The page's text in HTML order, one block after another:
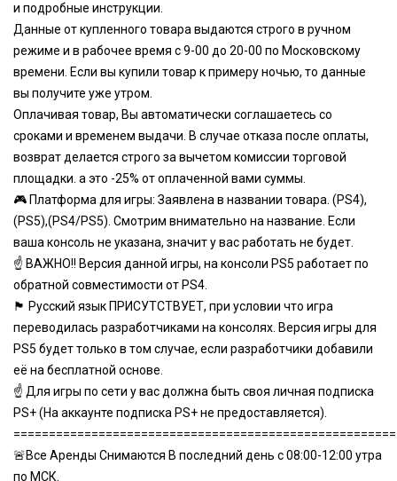
и подробные инструкции.
Данные от купленного товара выдаются строго в ручном
режиме и в рабочее время с 9-00 до 20-00 по Московскому
времени. Если вы купили товар к примеру ночью, то данные
вы получите уже утром.
Оплачивая товар, Вы автоматически соглашаетесь со
сроками и временем выдачи. В случае отказа после оплаты,
возврат делается строго за вычетом комиссии торговой
площадки. а это -25% от оплаченной вами суммы.
🎮 Платформа для игры: Заявлена в названии товара. (PS4),
(PS5),(PS4/PS5). Смотрим внимательно на название. Если
ваша консоль не указана, значит у вас работать не будет.
☝ ВАЖНО!! Версия данной игры, на консоли PS5 работает по
обратной совместимости от PS4.
🏴 Русский язык ПРИСУТСТВУЕТ, при условии что игра
переводилась разработчиками на консолях. Версия игры для
PS5 будет только в том случае, если разработчики добавили
её на бесплатной основе.
☝ Для игры по сети у вас должна быть своя личная подписка
PS+ (На аккаунте подписка PS+ не предоставляется).
🚨Все Аренды Снимаются В последний день с 08:00-12:00 утра
по МСК.